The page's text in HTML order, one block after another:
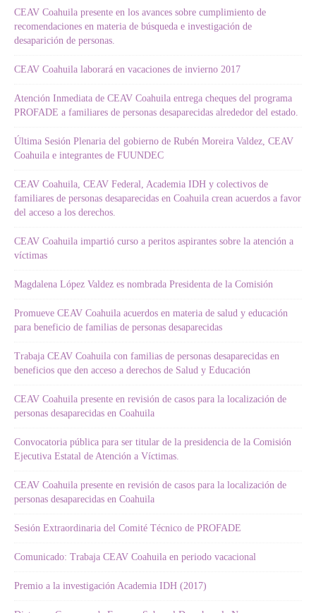
CEAV Coahuila presente en los avances sobre cumplimiento de
recomendaciones en materia de búsqueda e investigación de
desaparición de personas.
CEAV Coahuila laborará en vacaciones de invierno 2017
Atención Inmediata de CEAV Coahuila entrega cheques del programa
PROFADE a familiares de personas desaparecidas alrededor del estado.
Última Sesión Plenaria del gobierno de Rubén Moreira Valdez, CEAV
Coahuila e integrantes de FUUNDEC
CEAV Coahuila, CEAV Federal, Academia IDH y colectivos de
familiares de personas desaparecidas en Coahuila crean acuerdos a favor
del acceso a los derechos.
CEAV Coahuila impartió curso a peritos aspirantes sobre la atención a
víctimas
Magdalena López Valdez es nombrada Presidenta de la Comisión
Promueve CEAV Coahuila acuerdos en materia de salud y educación
para beneficio de familias de personas desaparecidas
Trabaja CEAV Coahuila con familias de personas desaparecidas en
beneficios que den acceso a derechos de Salud y Educación
CEAV Coahuila presente en revisión de casos para la localización de
personas desaparecidas en Coahuila
Convocatoria pública para ser titular de la presidencia de la Comisión
Ejecutiva Estatal de Atención a Víctimas.
CEAV Coahuila presente en revisión de casos para la localización de
personas desaparecidas en Coahuila
Sesión Extraordinaria del Comité Técnico de PROFADE
Comunicado: Trabaja CEAV Coahuila en periodo vacacional
Premio a la investigación Academia IDH (2017)